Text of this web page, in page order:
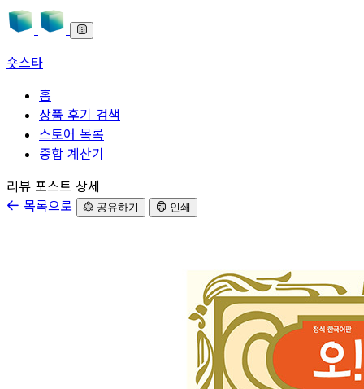
숏스타
홈
상품 후기 검색
스토어 목록
종합 계산기
본문으로 바로가기
리뷰 포스트 상세
목록으로
공유하기 인쇄